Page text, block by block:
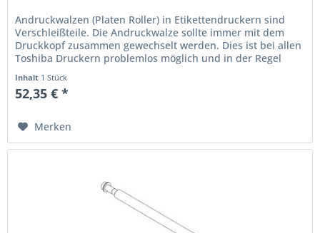
Andruckwalzen (Platen Roller) in Etikettendruckern sind
Verschleißteile. Die Andruckwalze sollte immer mit dem
Druckkopf zusammen gewechselt werden. Dies ist bei allen
Toshiba Druckern problemlos möglich und in der Regel
Inhalt 1 Stück
52,35 € *
Merken